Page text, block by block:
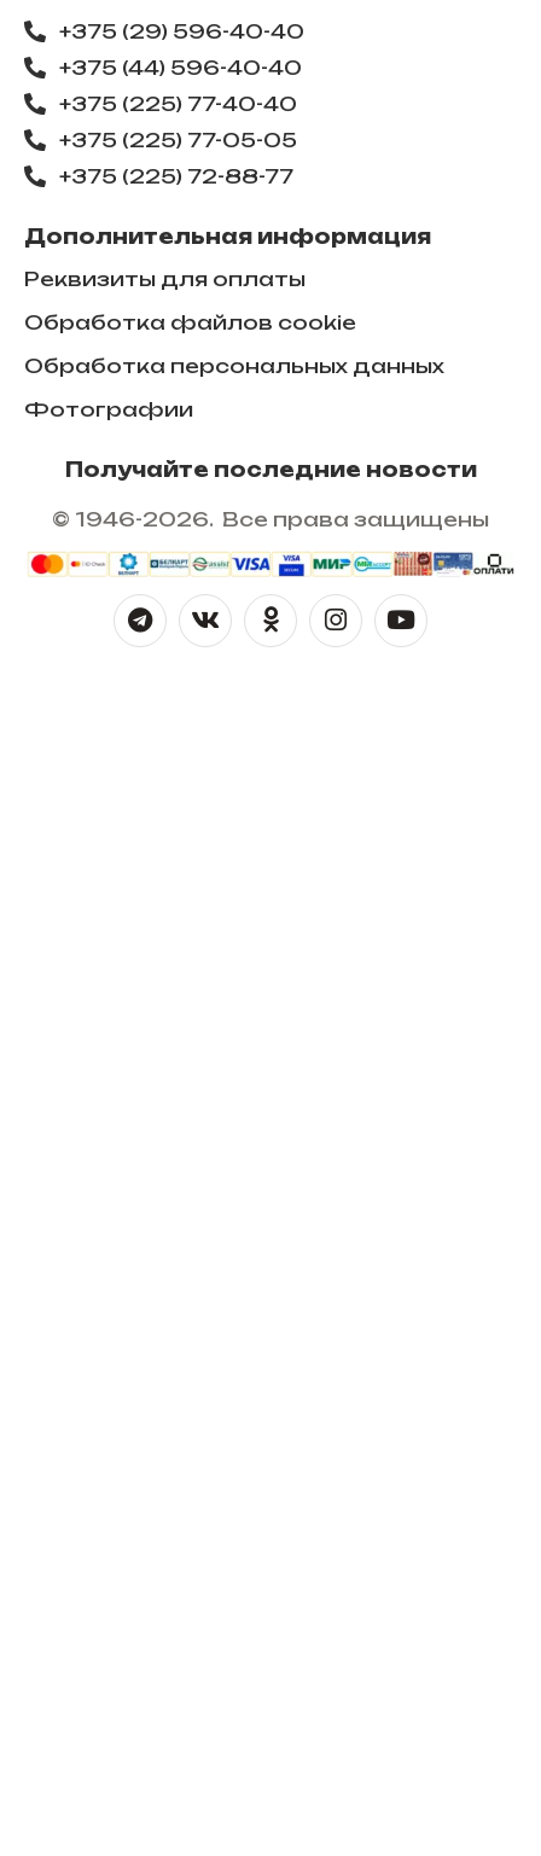
+375 (29) 596-40-40
+375 (44) 596-40-40
+375 (225) 77-40-40
+375 (225) 77-05-05
+375 (225) ​72-88-77
Дополнительная информация
Реквизиты для оплаты
Обработка файлов cookie
Обработка персональных данных
Фотографии
Получайте последние новости
© 1946-2026. Все права защищены